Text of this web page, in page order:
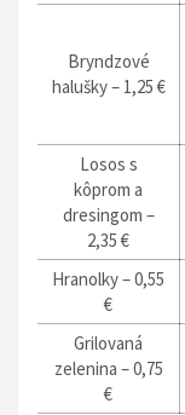
Bryndzové
halušky – 1,25 €
Losos s
kôprom a
dresingom –
2,35 €
Hranolky – 0,55
€
Grilovaná
zelenina – 0,75
€